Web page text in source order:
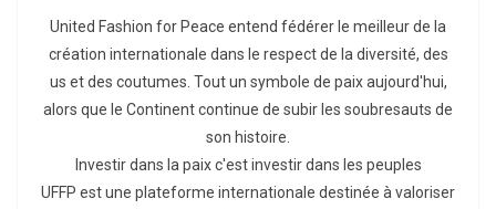
United Fashion for Peace entend fédérer le meilleur de la
création internationale dans le respect de la diversité, des
us et des coutumes. Tout un symbole de paix aujourd'hui,
alors que le Continent continue de subir les soubresauts de
son histoire.
Investir dans la paix c'est investir dans les peuples
UFFP est une plateforme internationale destinée à valoriser